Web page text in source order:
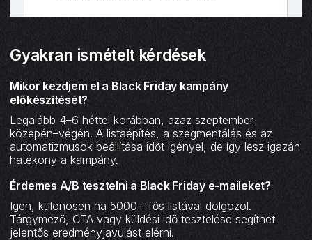
Gyakran ismételt kérdések
Mikor kezdjem el a Black Friday kampány
előkészítését?
Legalább 4–6 héttel korábban, azaz szeptember
közepén–végén. A listaépítés, a szegmentálás és az
automatizmusok beállítása időt igényel, de így lesz igazán
hatékony a kampány.
Érdemes A/B tesztelni a Black Friday e-maileket?
Igen, különösen ha 5000+ fős listával dolgozol.
Tárgymező, CTA vagy küldési idő tesztelése segíthet
jelentős eredményjavulást elérni.